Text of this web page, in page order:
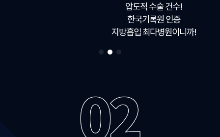
압도적 수술 건수!
한국기록원 인증
지방흡입 최다병원이니까!